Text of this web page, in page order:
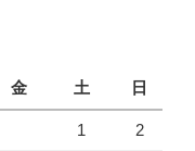
金 土 日
1 2